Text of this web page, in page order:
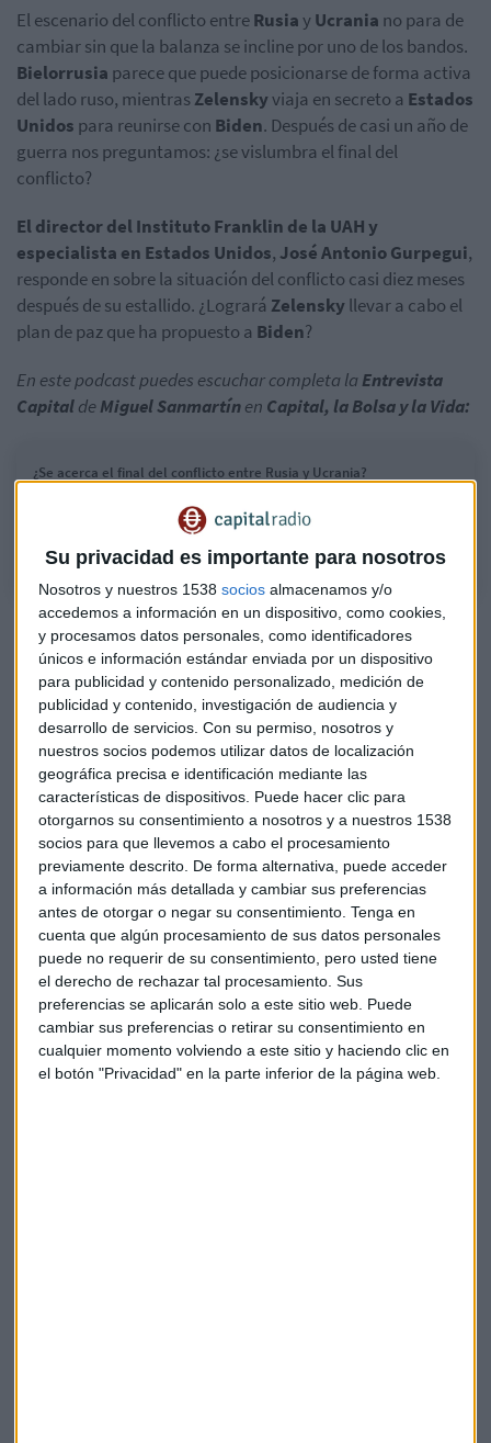
Su privacidad es importante para nosotros
Nosotros y nuestros 1538 socios almacenamos y/o
accedemos a información en un dispositivo, como cookies,
y procesamos datos personales, como identificadores
únicos e información estándar enviada por un dispositivo
para publicidad y contenido personalizado, medición de
publicidad y contenido, investigación de audiencia y
desarrollo de servicios. Con su permiso, nosotros y
nuestros socios podemos utilizar datos de localización
geográfica precisa e identificación mediante las
características de dispositivos. Puede hacer clic para
otorgarnos su consentimiento a nosotros y a nuestros 1538
socios para que llevemos a cabo el procesamiento
previamente descrito. De forma alternativa, puede acceder
a información más detallada y cambiar sus preferencias
antes de otorgar o negar su consentimiento. Tenga en
cuenta que algún procesamiento de sus datos personales
puede no requerir de su consentimiento, pero usted tiene
el derecho de rechazar tal procesamiento. Sus
preferencias se aplicarán solo a este sitio web. Puede
cambiar sus preferencias o retirar su consentimiento en
cualquier momento volviendo a este sitio y haciendo clic en
el botón "Privacidad" en la parte inferior de la página web.
El escenario del conflicto entreRusiayUcrania no para de
cambiar sin que la balanza se incline por uno de los bandos.
Bielorrusia parece que puede posicionarse de forma activa
del lado ruso, mientrasZelenskyviaja en secreto a Estados
Unidos para reunirse con Biden. Después de casi un año de
guerra nos preguntamos: ¿se vislumbra el final del
conflicto?
El director del Instituto Franklin de la UAH y
especialista en Estados Unidos, José Antonio Gurpegui,
responde en sobre la situación del conflicto casi diez meses
después de su estallido. ¿Logrará Zelenskyllevar a cabo el
plan de paz que ha propuesto a Biden?
En este podcast puedes escuchar completa la Entrevista
CapitaldeMiguel Sanmartínen Capital, la Bolsa y la Vida:
¿Se acerca el final del conflicto entre Rusia y Ucrania?
qué punto está la guerra tras el viaje de Zelensky a Estados Unidos
"El encuentro debía producirse"
Después de recibir la visita de numerosos líderes europeos, y
en vista del curso que está tomando la guerra, "en algún
momento tenía que llevarse a cabo el encuentro entre los
dos mandatarios", argumentaGurpegui.
El presidente ucraniano ha propuesto aBiden un plan de
paz "que no dañe la soberanía del país". La hipotética
implicación deBielorrusiaen la guerra, que podría
plantear un nuevo paradigma, "ha acelerado los tiempos",
señala eldirector del Instituto del Instituto Franklin de
.
Pese a la reunión,Zelenskyse mantiene firme y no se
rendirá ante la presión rusa. Pero, por el otro lado, según
Gurpegui: "Putinno va a retirarse ahora como si no
hubiera ocurrido nada". Para el experto, la solución pasa
por "hablar y conocer a qué está dispuesto a renunciar